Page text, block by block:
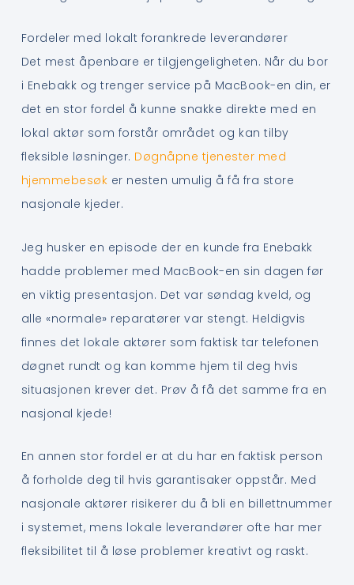
Fordeler med lokalt forankrede leverandører
Det mest åpenbare er tilgjengeligheten. Når du bor
i Enebakk og trenger service på MacBook-en din, er
det en stor fordel å kunne snakke direkte med en
lokal aktør som forstår området og kan tilby
fleksible løsninger. Døgnåpne tjenester med
hjemmebesøk er nesten umulig å få fra store
nasjonale kjeder.
Jeg husker en episode der en kunde fra Enebakk
hadde problemer med MacBook-en sin dagen før
en viktig presentasjon. Det var søndag kveld, og
alle «normale» reparatører var stengt. Heldigvis
finnes det lokale aktører som faktisk tar telefonen
døgnet rundt og kan komme hjem til deg hvis
situasjonen krever det. Prøv å få det samme fra en
nasjonal kjede!
En annen stor fordel er at du har en faktisk person
å forholde deg til hvis garantisaker oppstår. Med
nasjonale aktører risikerer du å bli en billettnummer
i systemet, mens lokale leverandører ofte har mer
fleksibilitet til å løse problemer kreativt og raskt.